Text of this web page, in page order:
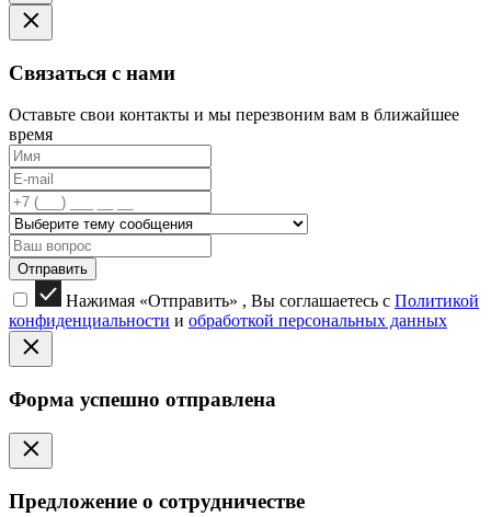
Связаться с нами
Оставьте свои контакты и мы перезвоним вам в ближайшее
время
Отправить
Нажимая «Отправить» , Вы соглашаетесь с Политикой
конфиденциальности и обработкой персональных данных
Форма успешно отправлена
Предложение о сотрудничестве